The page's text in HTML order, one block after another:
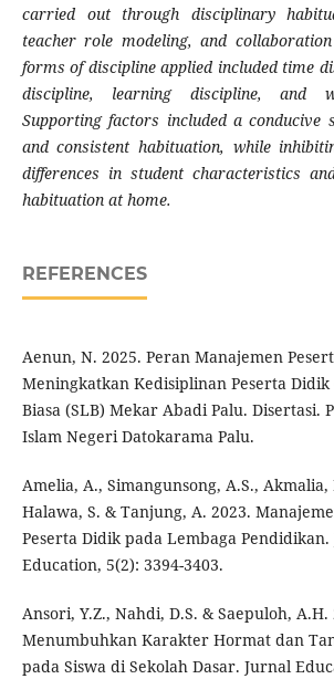
carried out through disciplinary
teacher role modeling, and
forms of discipline applied included time
discipline, learning discipline, and
Supporting factors included a conducive
and consistent habituation, while
differences in student characteristics
habituation at home.
REFERENCES
Aenun, N. 2025. Peran Manajemen
Meningkatkan Kedisiplinan Peserta
Biasa (SLB) Mekar Abadi Palu. Disertasi.
Islam Negeri Datokarama Palu.
Amelia, A., Simangunsong, A.S., Akmalia,
Halawa, S. & Tanjung, A. 2023.
Peserta Didik pada Lembaga
Education, 5(2): 3394-3403.
Ansori, Y.Z., Nahdi, D.S. & Saepuloh, A.H.
Menumbuhkan Karakter Hormat dan
pada Siswa di Sekolah Dasar. Jurnal